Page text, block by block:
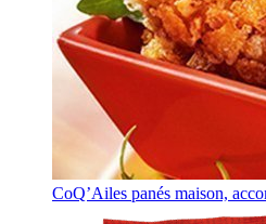
CoQ’Ailes panés maison,